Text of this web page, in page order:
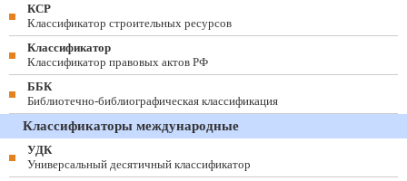
КСР
Классификатор строительных ресурсов
Классификатор
Классификатор правовых актов РФ
ББК
Библиотечно-библиографическая классификация
Классификаторы международные
УДК
Универсальный десятичный классификатор